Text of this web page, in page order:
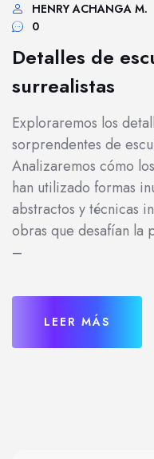
HENRY ACHANGA M.
0
Detalles de
surrealistas
Exploraremos los
sorprendentes de
Analizaremos cómo
han utilizado formas
abstractos y técnicas
obras que desafían la
–
LEER MÁS